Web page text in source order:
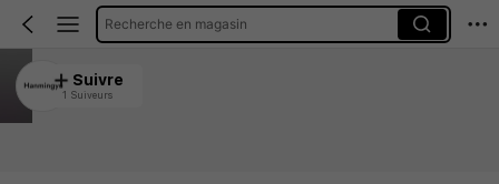
Recherche en magasin
Hanmingyu
4.50
Suivre
1 Suiveurs